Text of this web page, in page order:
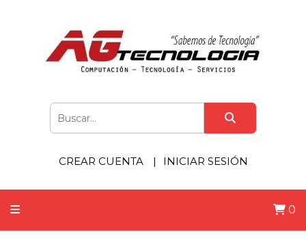
CREAR CUENTA INICIAR SESIÓN
0